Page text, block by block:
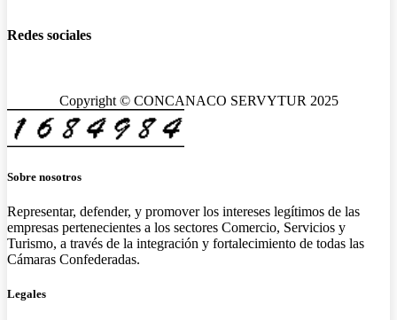
Redes sociales
Copyright © CONCANACO SERVYTUR 2025
Sobre nosotros
Representar, defender, y promover los intereses legítimos de las
empresas pertenecientes a los sectores Comercio, Servicios y
Turismo, a través de la integración y fortalecimiento de todas las
Cámaras Confederadas.
Legales